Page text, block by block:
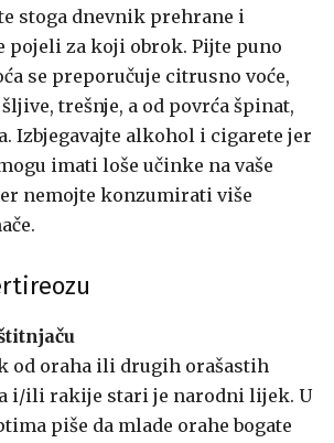
stoga dnevnik prehrane i
pojeli za koji obrok. Pijte puno
se preporučuje citrusno voće,
trešnje, a od povrća špinat,
Izbjegavajte alkohol i cigarete jer
imati loše učinke na vaše
nemojte konzumirati više
od oraha ili drugih orašastih
i/ili rakije stari je narodni lijek. U
piše da mlade orahe bogate